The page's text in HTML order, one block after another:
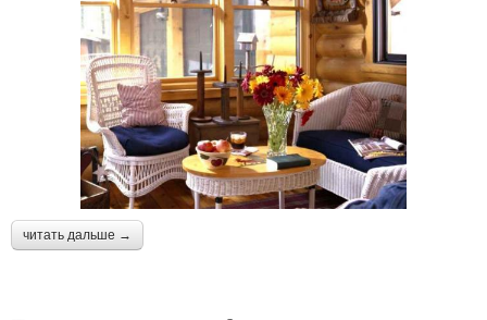
читать дальше →